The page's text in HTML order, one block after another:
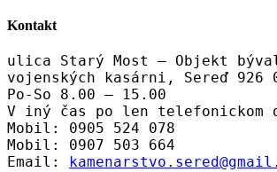
Kontakt
ulica Starý Most – Objekt
vojenských kasárni, Sereď 926
Po-So 8.00 – 15.00
V iný čas po len telefonickom
Mobil: 0905 524 078
Mobil: 0907 503 664
Email: